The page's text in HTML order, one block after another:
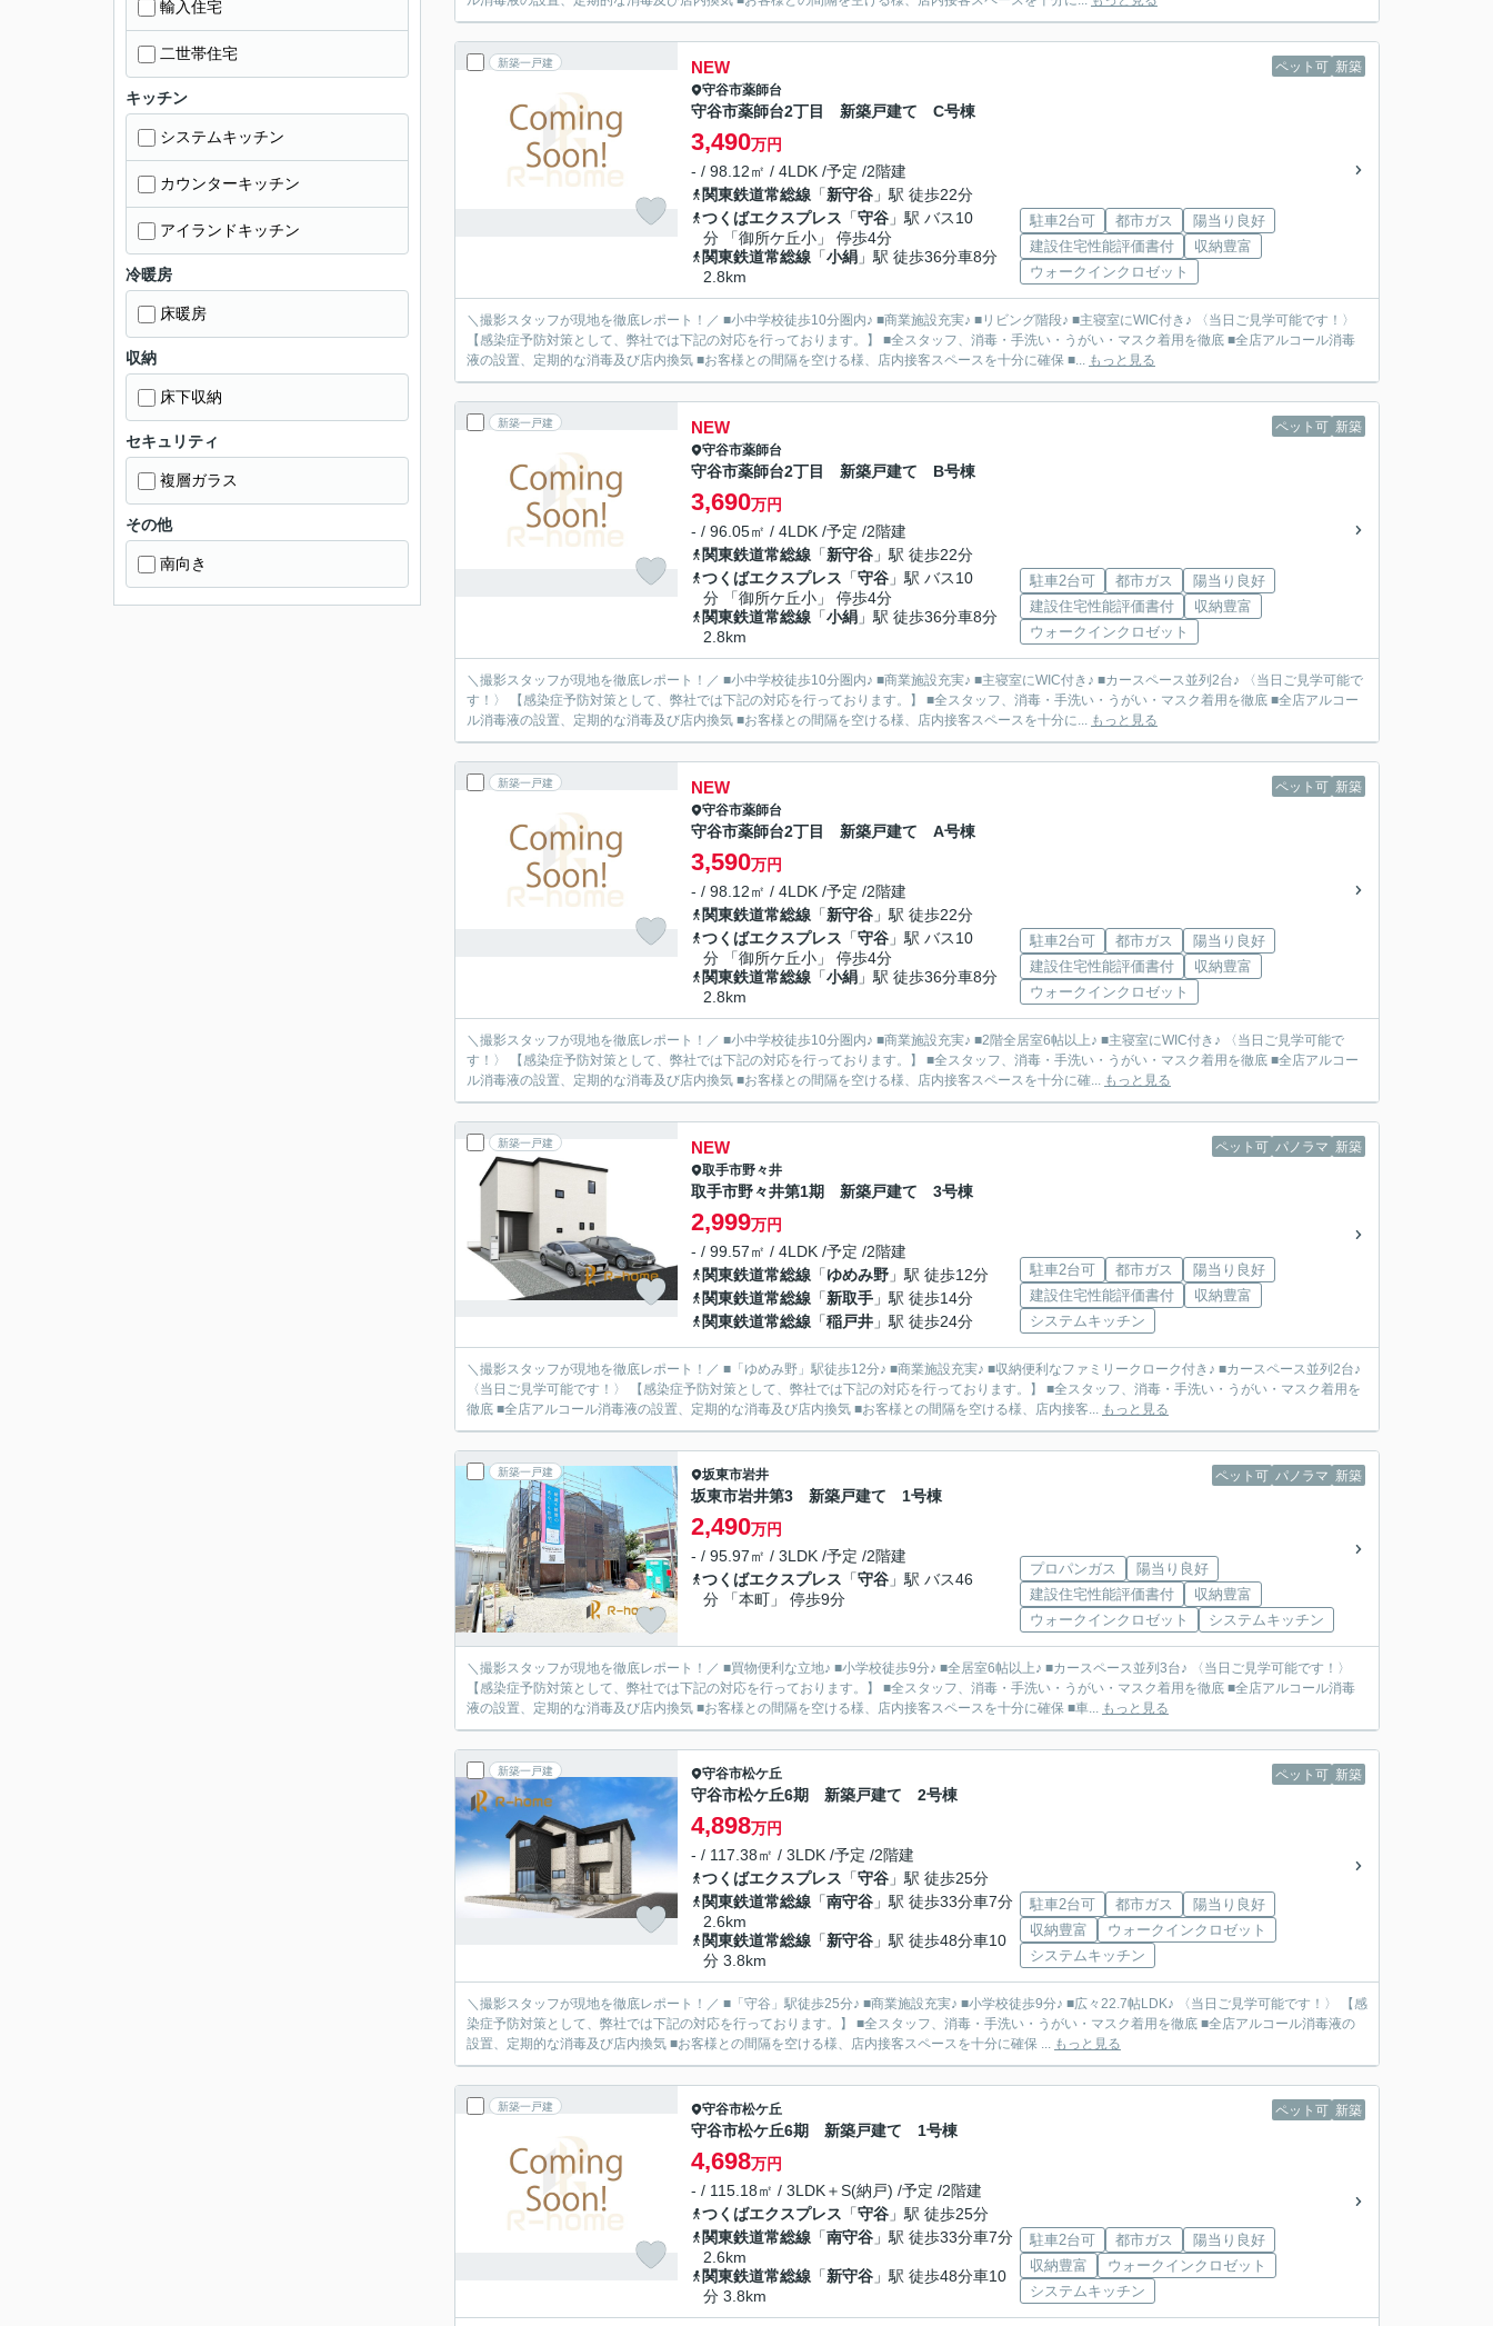
新築一戸建 ペット可 新築
NEW
守谷市薬師台
守谷市薬師台2丁目 新築戸建て C号棟
3,490万円
- / 98.12㎡ / 4LDK /予定 /2階建
関東鉄道常総線 「新守谷 」駅 徒歩22分
つくばエクスプレス 「守谷 」駅 バス10
分 「御所ケ丘小」 停歩4分
関東鉄道常総線 「小絹 」駅 徒歩36分車8分
2.8km
駐車2台可 都市ガス
陽当り良好
建設住宅性能評価書付
収納豊富
ウォークインクロゼット
＼撮影スタッフが現地を徹底レポート！／ ■小中学校徒歩10分圏内♪ ■商業施設充実♪ ■リビング階段♪ ■主寝室にWIC付き♪ 〈当日ご見学可能です！〉
【感染症予防対策として、弊社では下記の対応を行っております。】 ■全スタッフ、消毒・手洗い・うがい・マスク着用を徹底 ■全店アルコール消毒
液の設置、定期的な消毒及び店内換気 ■お客様との間隔を空ける様、店内接客スペースを十分に確保 ■... もっと見る
新築一戸建 ペット可 新築
NEW
守谷市薬師台
守谷市薬師台2丁目 新築戸建て B号棟
3,690万円
- / 96.05㎡ / 4LDK /予定 /2階建
関東鉄道常総線 「新守谷 」駅 徒歩22分
つくばエクスプレス 「守谷 」駅 バス10
分 「御所ケ丘小」 停歩4分
関東鉄道常総線 「小絹 」駅 徒歩36分車8分
2.8km
駐車2台可 都市ガス
陽当り良好
建設住宅性能評価書付
収納豊富
ウォークインクロゼット
＼撮影スタッフが現地を徹底レポート！／ ■小中学校徒歩10分圏内♪ ■商業施設充実♪ ■主寝室にWIC付き♪ ■カースペース並列2台♪ 〈当日ご見学可能で
す！〉 【感染症予防対策として、弊社では下記の対応を行っております。】 ■全スタッフ、消毒・手洗い・うがい・マスク着用を徹底 ■全店アルコー
ル消毒液の設置、定期的な消毒及び店内換気 ■お客様との間隔を空ける様、店内接客スペースを十分に... もっと見る
新築一戸建 ペット可 新築
NEW
守谷市薬師台
守谷市薬師台2丁目 新築戸建て A号棟
3,590万円
- / 98.12㎡ / 4LDK /予定 /2階建
関東鉄道常総線 「新守谷 」駅 徒歩22分
つくばエクスプレス 「守谷 」駅 バス10
分 「御所ケ丘小」 停歩4分
関東鉄道常総線 「小絹 」駅 徒歩36分車8分
2.8km
駐車2台可 都市ガス
陽当り良好
建設住宅性能評価書付
収納豊富
ウォークインクロゼット
＼撮影スタッフが現地を徹底レポート！／ ■小中学校徒歩10分圏内♪ ■商業施設充実♪ ■2階全居室6帖以上♪ ■主寝室にWIC付き♪ 〈当日ご見学可能で
す！〉 【感染症予防対策として、弊社では下記の対応を行っております。】 ■全スタッフ、消毒・手洗い・うがい・マスク着用を徹底 ■全店アルコー
ル消毒液の設置、定期的な消毒及び店内換気 ■お客様との間隔を空ける様、店内接客スペースを十分に確... もっと見る
新築一戸建 ペット可 パノラマ 新築
NEW
取手市野々井
取手市野々井第1期 新築戸建て 3号棟
2,999万円
- / 99.57㎡ / 4LDK /予定 /2階建
関東鉄道常総線 「ゆめみ野 」駅 徒歩12分
関東鉄道常総線 「新取手 」駅 徒歩14分
関東鉄道常総線 「稲戸井 」駅 徒歩24分
駐車2台可 都市ガス
陽当り良好
建設住宅性能評価書付
収納豊富
システムキッチン
＼撮影スタッフが現地を徹底レポート！／ ■「ゆめみ野」駅徒歩12分♪ ■商業施設充実♪ ■収納便利なファミリークローク付き♪ ■カースペース並列2台♪
〈当日ご見学可能です！〉 【感染症予防対策として、弊社では下記の対応を行っております。】 ■全スタッフ、消毒・手洗い・うがい・マスク着用を
徹底 ■全店アルコール消毒液の設置、定期的な消毒及び店内換気 ■お客様との間隔を空ける様、店内接客... もっと見る
新築一戸建 ペット可 パノラマ 新築
坂東市岩井
坂東市岩井第3 新築戸建て 1号棟
2,490万円
- / 95.97㎡ / 3LDK /予定 /2階建
つくばエクスプレス 「守谷 」駅 バス46
分 「本町」 停歩9分
プロパンガス
陽当り良好
建設住宅性能評価書付
収納豊富
ウォークインクロゼット
システムキッチン
＼撮影スタッフが現地を徹底レポート！／ ■買物便利な立地♪ ■小学校徒歩9分♪ ■全居室6帖以上♪ ■カースペース並列3台♪ 〈当日ご見学可能です！〉
【感染症予防対策として、弊社では下記の対応を行っております。】 ■全スタッフ、消毒・手洗い・うがい・マスク着用を徹底 ■全店アルコール消毒
液の設置、定期的な消毒及び店内換気 ■お客様との間隔を空ける様、店内接客スペースを十分に確保 ■車... もっと見る
新築一戸建 ペット可 新築
守谷市松ケ丘
守谷市松ケ丘6期 新築戸建て 2号棟
4,898万円
- / 117.38㎡ / 3LDK /予定 /2階建
つくばエクスプレス 「守谷 」駅 徒歩25分
関東鉄道常総線 「南守谷 」駅 徒歩33分車7分
2.6km
関東鉄道常総線 「新守谷 」駅 徒歩48分車10
分 3.8km
駐車2台可 都市ガス
陽当り良好
収納豊富
ウォークインクロゼット
システムキッチン
＼撮影スタッフが現地を徹底レポート！／ ■「守谷」駅徒歩25分♪ ■商業施設充実♪ ■小学校徒歩9分♪ ■広々22.7帖LDK♪ 〈当日ご見学可能です！〉 【感
染症予防対策として、弊社では下記の対応を行っております。】 ■全スタッフ、消毒・手洗い・うがい・マスク着用を徹底 ■全店アルコール消毒液の
設置、定期的な消毒及び店内換気 ■お客様との間隔を空ける様、店内接客スペースを十分に確保 ... もっと見る
新築一戸建 ペット可 新築
守谷市松ケ丘
守谷市松ケ丘6期 新築戸建て 1号棟
4,698万円
- / 115.18㎡ / 3LDK＋S(納戸) /予定 /2階建
つくばエクスプレス 「守谷 」駅 徒歩25分
関東鉄道常総線 「南守谷 」駅 徒歩33分車7分
2.6km
関東鉄道常総線 「新守谷 」駅 徒歩48分車10
分 3.8km
駐車2台可 都市ガス
陽当り良好
収納豊富
ウォークインクロゼット
システムキッチン
輸入住宅
二世帯住宅
キッチン
システムキッチン
カウンターキッチン
アイランドキッチン
冷暖房
床暖房
収納
床下収納
セキュリティ
複層ガラス
その他
南向き